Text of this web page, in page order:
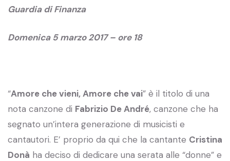
Guardia di Finanza
Domenica 5 marzo 2017 – ore 18
“Amore che vieni, Amore che vai” è il titolo di una
nota canzone di Fabrizio De André, canzone che ha
segnato un’intera generazione di musicisti e
cantautori. E’ proprio da qui che la cantante Cristina
Donà ha deciso di dedicare una serata alle “donne” e